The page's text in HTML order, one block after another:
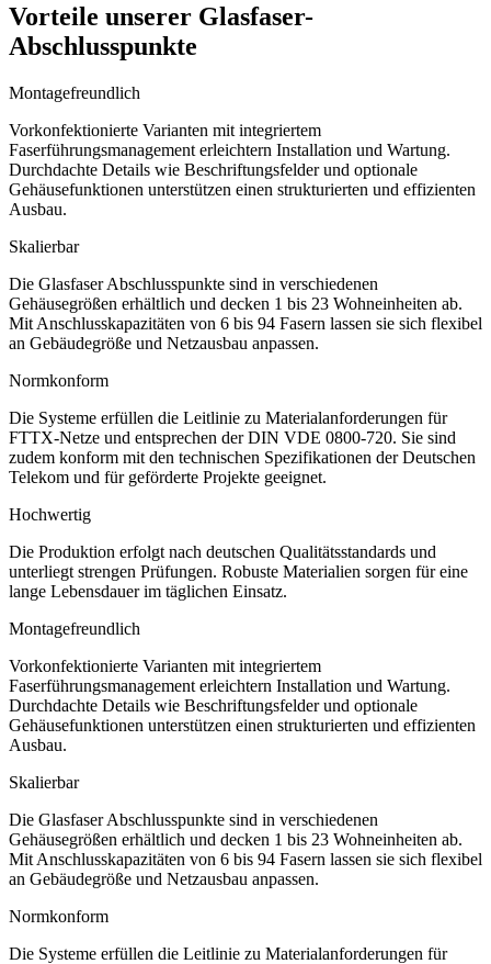
Vorteile unserer Glasfaser-
Abschlusspunkte
Montagefreundlich
Vorkonfektionierte Varianten mit integriertem
Faserführungsmanagement erleichtern Installation und Wartung.
Durchdachte Details wie Beschriftungsfelder und optionale
Gehäusefunktionen unterstützen einen strukturierten und effizienten
Ausbau.
Skalierbar
Die Glasfaser Abschlusspunkte sind in verschiedenen
Gehäusegrößen erhältlich und decken 1 bis 23 Wohneinheiten ab.
Mit Anschlusskapazitäten von 6 bis 94 Fasern lassen sie sich flexibel
an Gebäudegröße und Netzausbau anpassen.
Normkonform
Die Systeme erfüllen die Leitlinie zu Materialanforderungen für
FTTX-Netze und entsprechen der DIN VDE 0800-720. Sie sind
zudem konform mit den technischen Spezifikationen der Deutschen
Telekom und für geförderte Projekte geeignet.
Hochwertig
Die Produktion erfolgt nach deutschen Qualitätsstandards und
unterliegt strengen Prüfungen. Robuste Materialien sorgen für eine
lange Lebensdauer im täglichen Einsatz.
Montagefreundlich
Vorkonfektionierte Varianten mit integriertem
Faserführungsmanagement erleichtern Installation und Wartung.
Durchdachte Details wie Beschriftungsfelder und optionale
Gehäusefunktionen unterstützen einen strukturierten und effizienten
Ausbau.
Skalierbar
Die Glasfaser Abschlusspunkte sind in verschiedenen
Gehäusegrößen erhältlich und decken 1 bis 23 Wohneinheiten ab.
Mit Anschlusskapazitäten von 6 bis 94 Fasern lassen sie sich flexibel
an Gebäudegröße und Netzausbau anpassen.
Normkonform
Die Systeme erfüllen die Leitlinie zu Materialanforderungen für